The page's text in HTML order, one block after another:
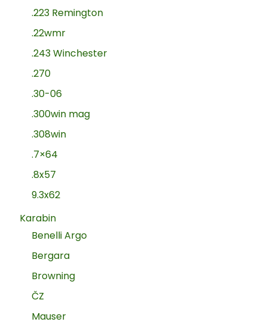
.223 Remington
.22wmr
.243 Winchester
.270
.30-06
.300win mag
.308win
.7×64
.8x57
9.3x62
Karabin
Benelli Argo
Bergara
Browning
ČZ
Mauser